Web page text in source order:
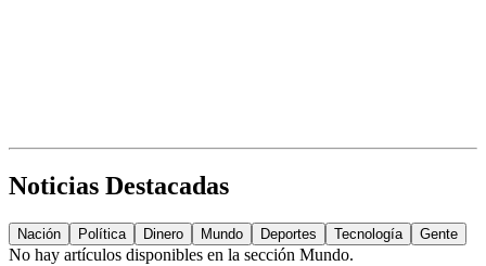
Noticias Destacadas
Nación Política Dinero Mundo Deportes Tecnología Gente
No hay artículos disponibles en la sección Mundo.